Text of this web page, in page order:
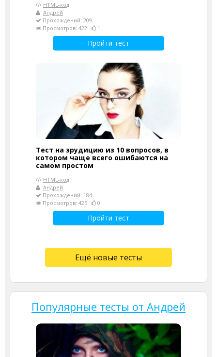
HTML-код
Андрей
Прохождений: 209
Просмотров: 422
1
Пройти тест
Тест на эрудицию из 10 вопросов, в
котором чаще всего ошибаются на
самом простом
HTML-код
Андрей
Прохождений: 184
Просмотров: 425
0
Пройти тест
Ещё новые тесты
Популярные тесты от Андрей